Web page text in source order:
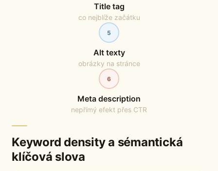
Title tag
co nejblíže začátku
5
Alt texty
obrázky na stránce
6
Meta description
nepřímý efekt přes CTR
Keyword density a sémantická
klíčová slova